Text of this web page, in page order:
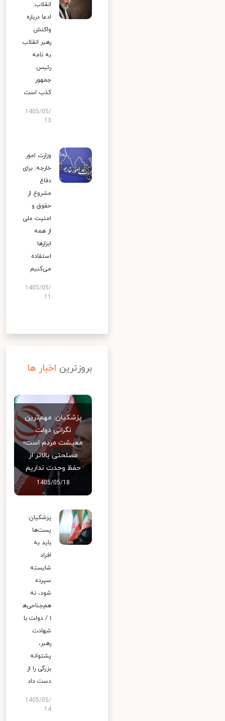
انقلاب:
ادعا درباره
واکنش
رهبر انقلاب
به نامه
رئیس
جمهور
کذب است
1405/05/
13
وزارت امور
خارجه: برای
دفاع
مشروع از
حقوق و
امنیت ملی
از همه
ابزارها
استفاده
می‌کنیم
1405/05/
بروزترین اخبار ها
پزشکیان: مهم‌ترین
نگرانی دولت
معیشت مردم است؛
مصلحتی بالاتر از
حفظ وحدت نداریم
1405/05/18
پزشکیان:
پست‌ها
باید به
افراد
شایسته
سپرده
شود، نه
هم‌جناحی‌ه
ا / دولت با
شهادت
رهبر،
پشتوانه
بزرگی را از
دست داد
1405/05/
14